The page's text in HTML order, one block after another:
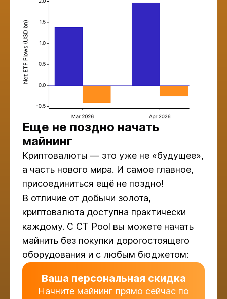
Еще не поздно начать
майнинг
Криптовалюты — это уже не «будущее»,
а часть нового мира. И самое главное,
присоединиться ещё не поздно!
В отличие от добычи золота,
криптовалюта доступна практически
каждому. С CT Pool вы можете начать
майнить без покупки дорогостоящего
оборудования и с любым бюджетом:
Ваша персональная скидка
Начните майнинг прямо сейчас по